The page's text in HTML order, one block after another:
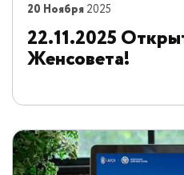
20 Ноября 2025
22.11.2025
Женсовета!